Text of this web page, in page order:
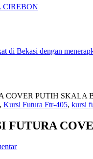
CIREBON
di Bekasi dengan
, Kursi Futura Ftr-405, kursi
FUTURA